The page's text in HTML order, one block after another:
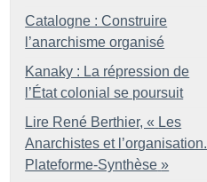
Catalogne : Construire
l’anarchisme organisé
Kanaky : La répression de
l’État colonial se poursuit
Lire René Berthier, « Les
Anarchistes et l’organisation.
Plateforme-Synthèse »